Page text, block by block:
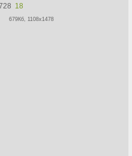
18
679Кб, 1108x1478